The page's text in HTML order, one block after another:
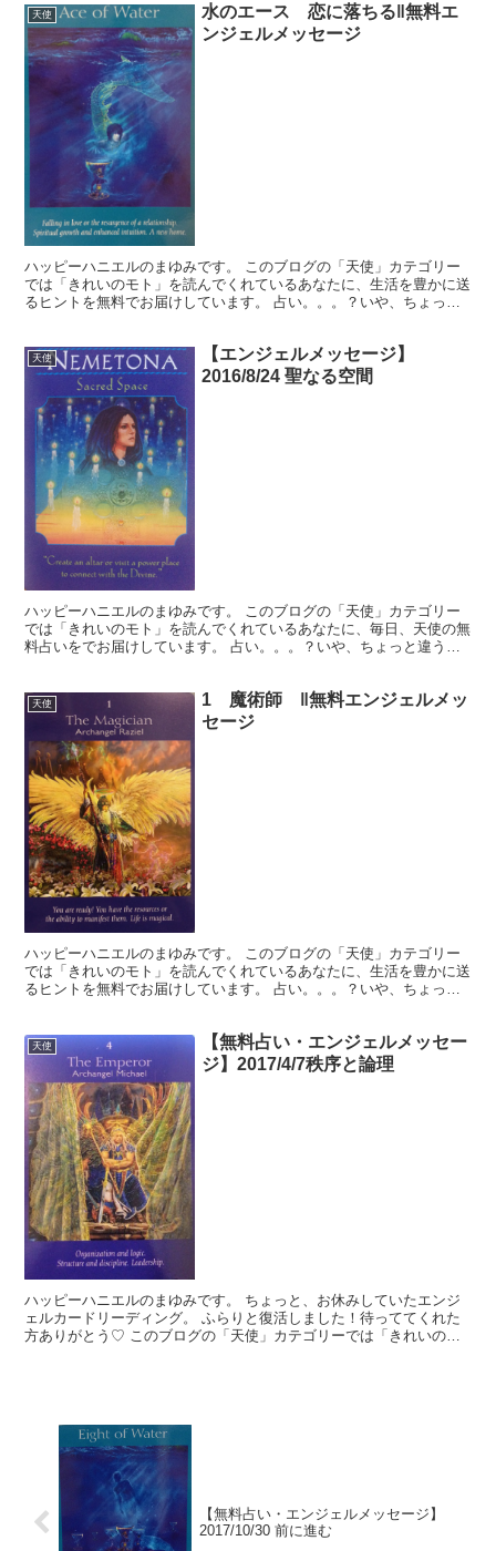
天使
水のエース 恋に落ちる‖無料エ
ンジェルメッセージ
ハッピーハニエルのまゆみです。 このブログの「天使」カテゴリー
では「きれいのモト」を読んでくれているあなたに、生活を豊かに送
るヒントを無料でお届けしています。 占い。。。？いや、ちょっと
天使
【エンジェルメッセージ】
2016/8/24 聖なる空間
ハッピーハニエルのまゆみです。 このブログの「天使」カテゴリー
では「きれいのモト」を読んでくれているあなたに、毎日、天使の無
料占いをでお届けしています。 占い。。。？いや、ちょっと違うか
天使
1 魔術師 ‖無料エンジェルメッ
セージ
ハッピーハニエルのまゆみです。 このブログの「天使」カテゴリー
では「きれいのモト」を読んでくれているあなたに、生活を豊かに送
るヒントを無料でお届けしています。 占い。。。？いや、ちょっと
天使
【無料占い・エンジェルメッセー
ジ】2017/4/7秩序と論理
ハッピーハニエルのまゆみです。 ちょっと、お休みしていたエンジ
ェルカードリーディング。 ふらりと復活しました！待っててくれた
方ありがとう♡ このブログの「天使」カテゴリーでは「きれいのモ
【無料占い・エンジェルメッセージ】
2017/10/30 前に進む